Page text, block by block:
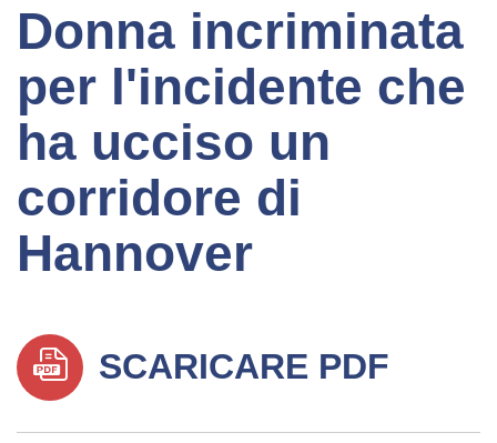
Donna incriminata
per l'incidente che
ha ucciso un
corridore di
Hannover
SCARICARE PDF